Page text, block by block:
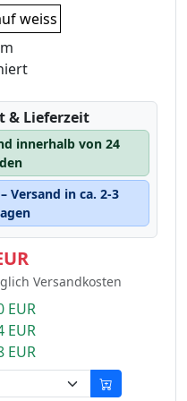
weiss
& Lieferzeit
innerhalb von 24
Versand in ca. 2-3
Versandkosten
EUR
EUR